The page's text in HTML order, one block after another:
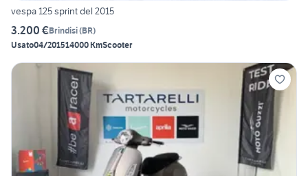
vespa 125 sprint del 2015
3.200 €Brindisi(BR)
Usato04/201514000 KmScooter